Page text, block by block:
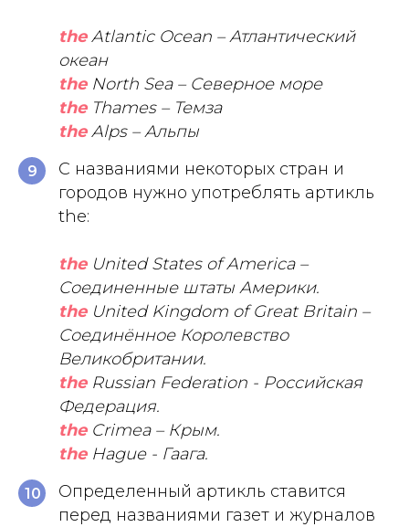
theAtlantic Ocean – Атлантический
океан
theNorth Sea – Северное море
theThames – Темза
theAlps – Альпы
9
С названиями некоторых стран и
городов нужно употреблять артикль
the:
theUnited States of America –
Соединенные штаты Америки.
theUnited Kingdom of Great Britain –
Соединённое Королевство
Великобритании.
theRussian Federation - Российская
Федерация.
theCrimea – Крым.
theHague - Гаага.
10
Определенный артикль ставится
перед названиями газет и журналов